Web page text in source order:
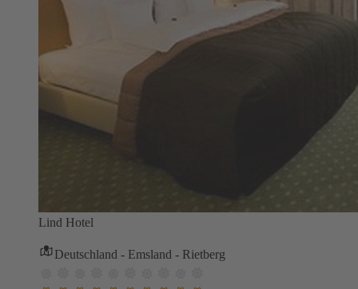
Lind Hotel
Deutschland - Emsland - Rietberg